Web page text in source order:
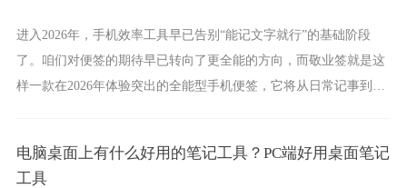
进入2026年，手机效率工具早已告别“能记文字就行”的基础阶段
了。咱们对便签的期待早已转向了更全能的方向，而敬业签就是这
样一款在2026年体验突出的全能型手机便签，它将从日常记事到时
电脑桌面上有什么好用的笔记工具？PC端好用桌面笔记
工具